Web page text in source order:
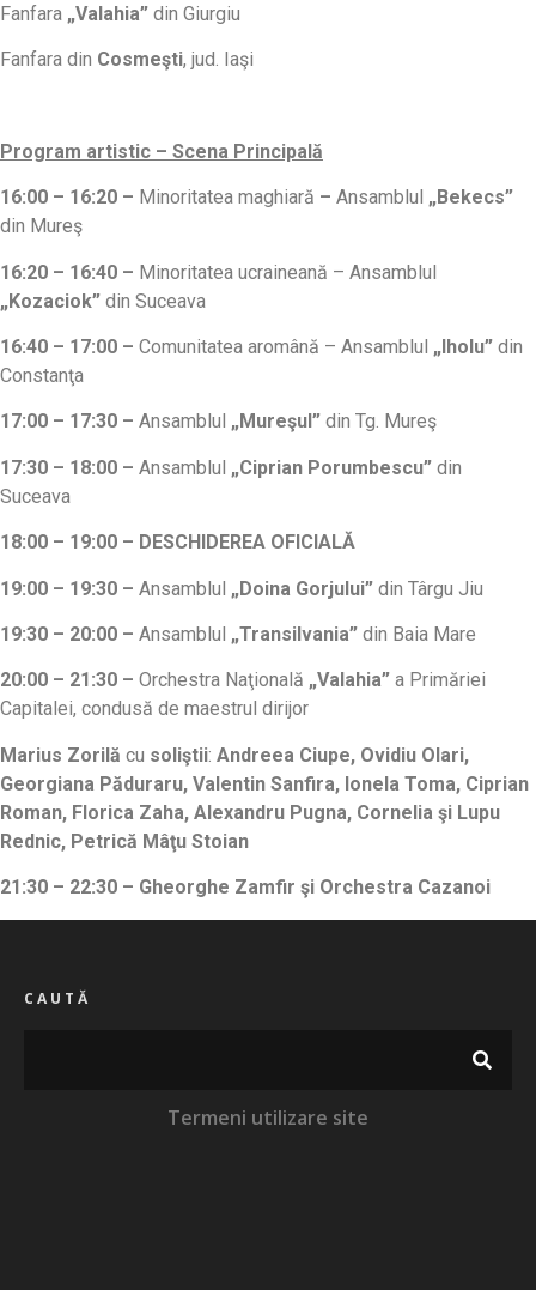
Fanfara „Valahia” din Giurgiu
Fanfara din Cosmeşti, jud. Iaşi
Program artistic – Scena Principală
16:00 – 16:20 – Minoritatea maghiară – Ansamblul „Bekecs”
din Mureş
16:20 – 16:40 – Minoritatea ucraineană – Ansamblul
„Kozaciok” din Suceava
16:40 – 17:00 – Comunitatea aromână – Ansamblul „Iholu” din
Constanţa
17:00 – 17:30 – Ansamblul „Mureşul” din Tg. Mureş
17:30 – 18:00 – Ansamblul „Ciprian Porumbescu” din
Suceava
18:00 – 19:00 – DESCHIDEREA OFICIALĂ
19:00 – 19:30 – Ansamblul „Doina Gorjului” din Târgu Jiu
19:30 – 20:00 – Ansamblul „Transilvania” din Baia Mare
20:00 – 21:30 – Orchestra Naţională „Valahia” a Primăriei
Capitalei, condusă de maestrul dirijor
Marius Zorilă cu soliştii: Andreea Ciupe, Ovidiu Olari,
Georgiana Păduraru, Valentin Sanfira, Ionela Toma, Ciprian
Roman, Florica Zaha, Alexandru Pugna, Cornelia şi Lupu
Rednic, Petrică Mâţu Stoian
21:30 – 22:30 – Gheorghe Zamfir şi Orchestra Cazanoi
CAUTĂ
Termeni utilizare site